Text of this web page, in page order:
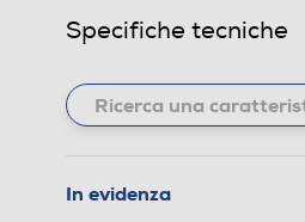
Specifiche tecniche
In evidenza